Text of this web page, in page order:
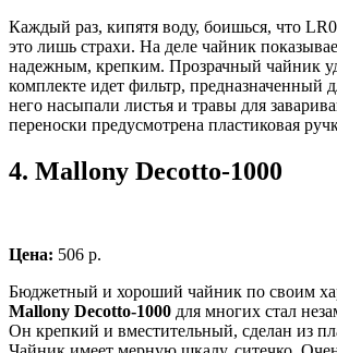
Каждый раз, кипятя воду, боишься, что
это лишь страхи. На деле чайник
надежным, крепким. Прозрачный чайник
комплекте идет фильтр, предназначенный
него насыпали листья и травы для
переноски предусмотрена пластиковая
4. Mallony Decotto-1000
Цена: 506 р.
Бюджетный и хороший чайник по своим
Mallony Decotto-1000 для многих стал
Он крепкий и вместительный, сделан из